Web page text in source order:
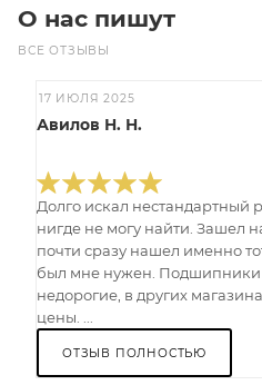
О нас пишут
ВСЕ ОТЗЫВЫ
17 ИЮЛЯ 2025
Авилов Н. Н.
Долго искал нестандартный
нигде не могу найти. Зашел
почти сразу нашел именно
был мне нужен. Подшипники
недорогие, в других
цены. ...
ОТЗЫВ ПОЛНОСТЬЮ